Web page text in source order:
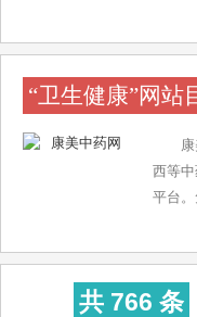
“卫生健康”网站
西等
平台
共 766 条